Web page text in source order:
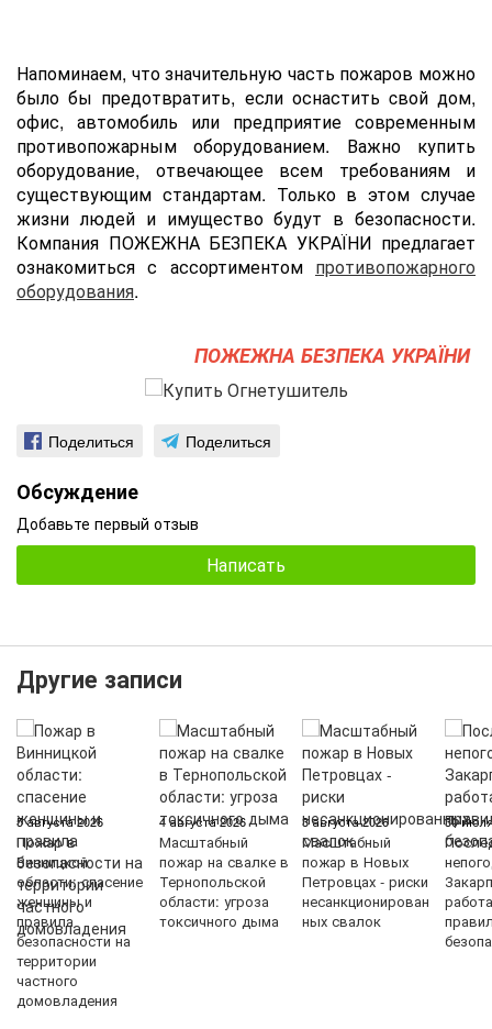
Напоминаем, что значительную часть пожаров можно
было бы предотвратить, если оснастить cвой дом,
офис, автомобиль или предприятие современным
противопожарным оборудованием. Важно купить
оборудование, отвечающее всем требованиям и
существующим стандартам. Только в этом случае
жизни людей и имущество будут в безопасности.
Компания ПОЖЕЖНА БЕЗПЕКА УКРАЇНИ предлагает
ознакомиться с ассортиментом противопожарного
оборудования.
ПОЖЕЖНА БЕЗПЕКА УКРАЇНИ
Поделиться Поделиться
Обсуждение
Добавьте первый отзыв
Написать
Другие записи
5 августа 2026
Пожар в
Винницкой
области: спасение
женщины и
правила
безопасности на
территории
частного
домовладения
4 августа 2026
Масштабный
пожар на свалке в
Тернопольской
области: угроза
токсичного дыма
3 августа 2026
Масштабный
пожар в Новых
Петровцах - риски
несанкционирован
ных свалок
30